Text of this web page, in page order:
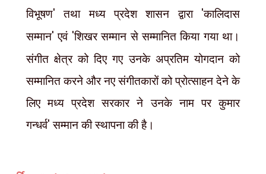
विभूषण'तथा मध्य प्रदेश शासन द्वारा 'कालिदास
सम्मान'एवं 'शिखर सम्मान से सम्मानित किया गया था।
संगीत क्षेत्र को दिए गए उनके अप्रतिम योगदान को
सम्मानित करने और नए संगीतकारों को प्रोत्साहन देने के
लिए मध्य प्रदेश सरकार ने उनके नाम पर कुमार
गन्धर्व'सम्मान की स्थापना की है।